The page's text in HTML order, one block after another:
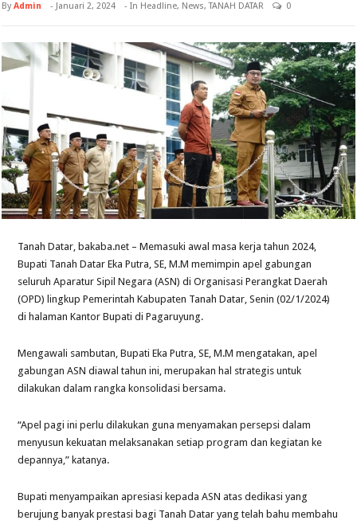
ByAdmin - Januari 2, 2024 - In Headline, News,TANAH DATAR 0
Tanah Datar, bakaba.net – Memasuki awal masa kerja tahun 2024,
Bupati Tanah Datar Eka Putra, SE, M.M memimpin apel gabungan
seluruh Aparatur Sipil Negara (ASN) di Organisasi Perangkat Daerah
(OPD) lingkup Pemerintah Kabupaten Tanah Datar, Senin (02/1/2024)
di halaman Kantor Bupati di Pagaruyung.
Mengawali sambutan, Bupati Eka Putra, SE, M.M mengatakan, apel
gabungan ASN diawal tahun ini, merupakan hal strategis untuk
dilakukan dalam rangka konsolidasi bersama.
“Apel pagi ini perlu dilakukan guna menyamakan persepsi dalam
menyusun kekuatan melaksanakan setiap program dan kegiatan ke
depannya,” katanya.
Bupati menyampaikan apresiasi kepada ASN atas dedikasi yang
berujung banyak prestasi bagi Tanah Datar yang telah bahu membahu